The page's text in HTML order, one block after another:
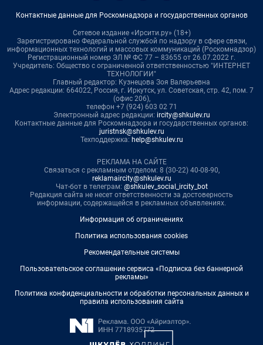
Контактные данные для Роскомнадзора и государственных органов
Сетевое издание «Ирсити.ру» (18+)
Зарегистрировано Федеральной службой по надзору в сфере связи,
информационных технологий и массовых коммуникаций (Роскомнадзор)
Регистрационный номер ЭЛ № ФС 77 – 83655 от 26.07.2022 г.
Учредитель: Общество с ограниченной ответственностью "ИНТЕРНЕТ
ТЕХНОЛОГИИ"
Главный редактор: Кузнецова Зоя Валерьевна
Адрес редакции: 664022, Россия, г. Иркутск, ул. Советская, стр. 42, пом. 7
(офис 206),
телефон +7 (924) 603 02 71
Электронный адрес редакции: ircity@shkulev.ru
Контактные данные для Роскомнадзора и государственных органов:
juristnsk@shkulev.ru
Техподдержка: help@shkulev.ru
РЕКЛАМА НА САЙТЕ
Связаться с рекламным отделом: 8 (30-22) 40-08-90,
reklamaircity@shkulev.ru
Чат-бот в телеграм: @shkulev_social_ircity_bot
Редакция сайта не несет ответственности за достоверность
информации, содержащейся в рекламных объявлениях.
Информация об ограничениях
Политика использования cookies
Рекомендательные системы
Пользовательское соглашение сервиса «Подписка без баннерной
рекламы»
Политика конфиденциальности и обработки персональных данных и
правила использования сайта